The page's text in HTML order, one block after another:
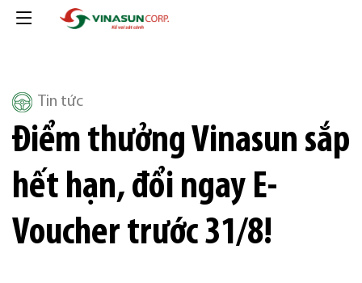
Tin tức
Điểm thưởng Vinasun sắp
hết hạn, đổi ngay E-
Voucher trước 31/8!